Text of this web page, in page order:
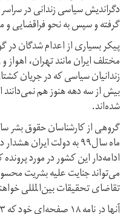
دگراندیش سیاسی زندانی در
گرفته و سپس به نحو فراقضایی و
پیکر بسیاری از اعدام شدگان
مختلف ایران مانند تهران،
بیش از سه دهه هنوز هم
شده‌اند.
گروهی از کارشناسان حقوق بشر
ماه سال۹۹ به دولت
می‌تواند جنایت علیه بشریت
تقاضای تحقیقات بین‌المللی